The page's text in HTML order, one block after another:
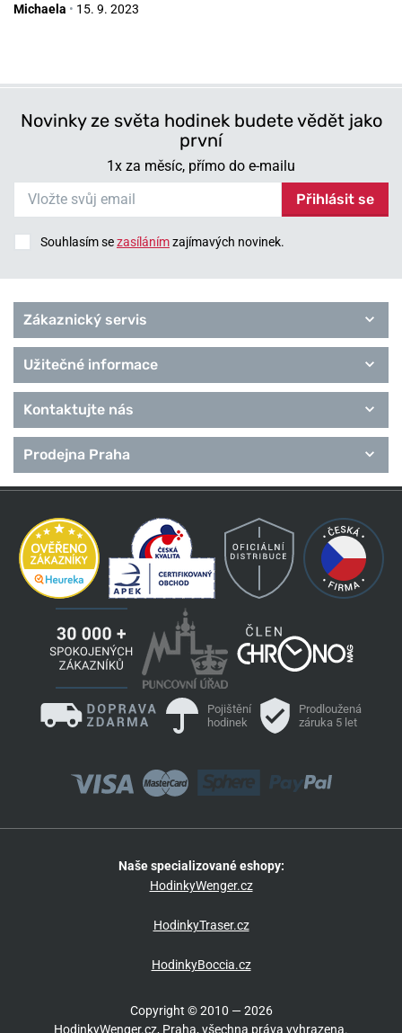
Michaela • 15. 9. 2023
Novinky ze světa hodinek budete vědět jako
první
1x za měsíc, přímo do e-mailu
Přihlásit se
Souhlasím sezasílánímzajímavých novinek.
Zákaznický servis
Užitečné informace
Kontaktujte nás
Prodejna Praha
Pojištění
hodinek
Prodloužená
záruka 5 let
Naše specializované eshopy:
HodinkyWenger.cz
HodinkyTraser.cz
HodinkyBoccia.cz
Copyright © 2010 — 2026
HodinkyWenger.cz, Praha, všechna práva vyhrazena.